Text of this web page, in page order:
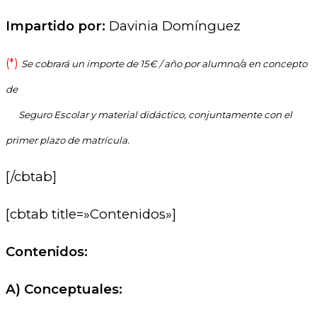
Impartido por: Davinia Domínguez
(*) Se cobrará un importe de 15€ / año por alumno/a en concepto
de
Seguro Escolar y material didáctico, conjuntamente con el
primer plazo de matrícula.
[/cbtab]
[cbtab title=»Contenidos»]
Contenidos:
A) Conceptuales: